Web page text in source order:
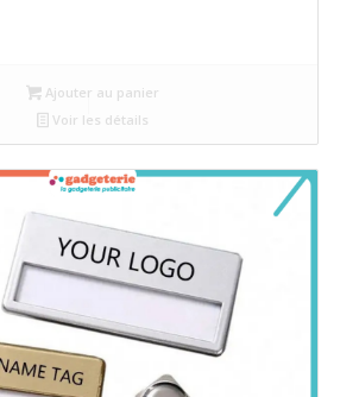
Ajouter au panier
Voir les détails